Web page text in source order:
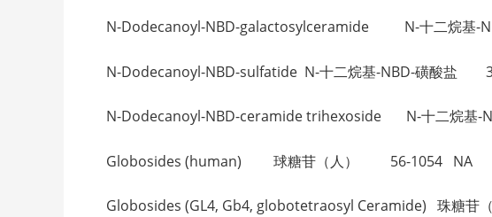
N-Dodecanoyl-NBD-galactosylceramide N-十二烷基-
N-Dodecanoyl-NBD-sulfatide N-十二烷基-NBD-磺酸盐
N-Dodecanoyl-NBD-ceramide trihexoside N-十二烷基
Globosides (human) 球糖苷（人） 56-1054 NA
Globosides (GL4, Gb4, globotetraosyl Ceramide) 珠糖苷